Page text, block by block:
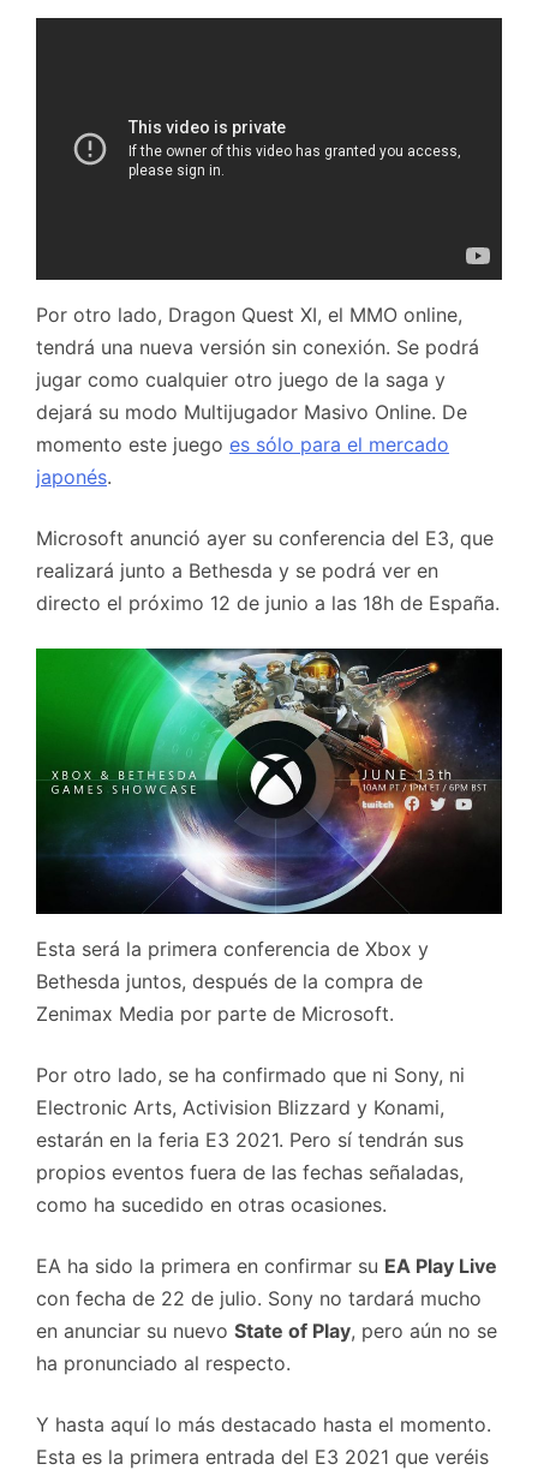
Por otro lado, Dragon Quest XI, el MMO online,
tendrá una nueva versión sin conexión. Se podrá
jugar como cualquier otro juego de la saga y
dejará su modo Multijugador Masivo Online. De
momento este juego es sólo para el mercado
japonés.
Microsoft anunció ayer su conferencia del E3, que
realizará junto a Bethesda y se podrá ver en
directo el próximo 12 de junio a las 18h de España.
Esta será la primera conferencia de Xbox y
Bethesda juntos, después de la compra de
Zenimax Media por parte de Microsoft.
Por otro lado, se ha confirmado que ni Sony, ni
Electronic Arts, Activision Blizzard y Konami,
estarán en la feria E3 2021. Pero sí tendrán sus
propios eventos fuera de las fechas señaladas,
como ha sucedido en otras ocasiones.
EA ha sido la primera en confirmar su EA Play Live
con fecha de 22 de julio. Sony no tardará mucho
en anunciar su nuevo State of Play, pero aún no se
ha pronunciado al respecto.
Y hasta aquí lo más destacado hasta el momento.
Esta es la primera entrada del E3 2021 que veréis